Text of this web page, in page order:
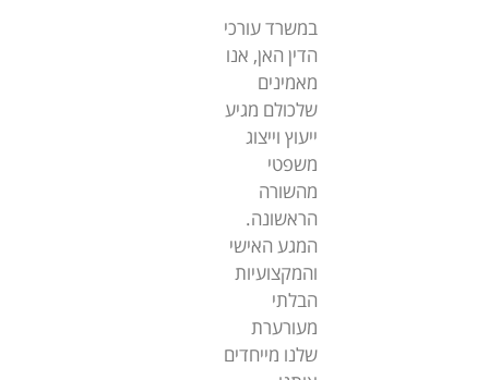
במשרד עורכי
הדין האן, אנו
מאמינים
שלכולם מגיע
ייעוץ וייצוג
משפטי
מהשורה
הראשונה.
המגע האישי
והמקצועיות
הבלתי
מעורערת
שלנו מייחדים